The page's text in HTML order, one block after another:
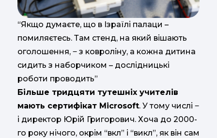
“Якщо думаєте, що в Ізраїлі палаци –
помиляєтесь. Там стенд, на який вішають
оголошення, ‒ з ковроліну, а кожна дитина
сидить з наборчиком – дослідницькі
роботи проводить”
Більше тридцяти тутешніх учителів
мають сертифікат Microsoft. У тому числі ‒
і директор Юрій Григорович. Хоча до 2000-
го року нічого, окрім “вкл” і “викл”, як він сам